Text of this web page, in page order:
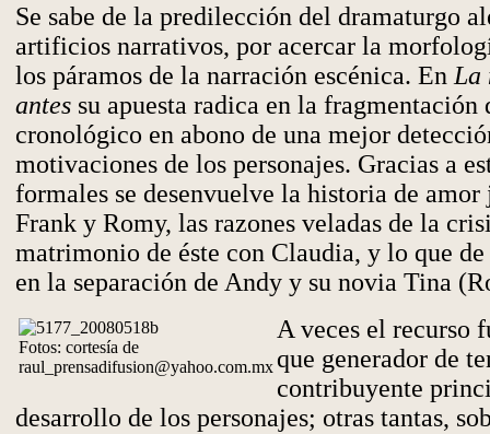
Se sabe de la predilección del dramaturgo
artificios narrativos, por acercar la
los páramos de la narración escénica. En La
antes su apuesta radica en la fragmentación
cronológico en abono de una mejor
motivaciones de los personajes. Gracias a
formales se desenvuelve la historia de
Frank y Romy, las razones veladas de la
matrimonio de éste con Claudia, y lo que
en la separación de Andy y su novia Tina
Fotos: cortesía de
raul_prensadifusion@yahoo.com.mx
A veces el recurso
que generador de
contribuyente
desarrollo de los personajes; otras tantas,